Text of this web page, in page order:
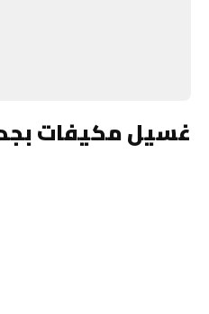
غسيل مكيفات بجدة